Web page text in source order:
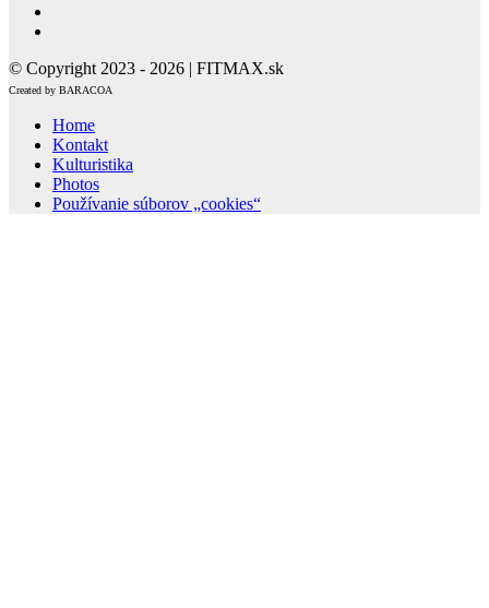
© Copyright 2023 - 2026 | FITMAX.sk
Created by BARACOA
Home
Kontakt
Kulturistika
Photos
Používanie súborov „cookies“